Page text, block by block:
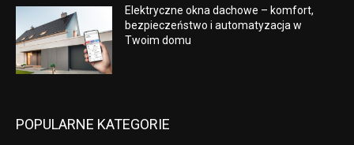
Elektryczne okna dachowe – komfort,
bezpieczeństwo i automatyzacja w
Twoim domu
POPULARNE KATEGORIE